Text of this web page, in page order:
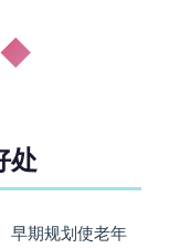
处
早期规划使老年